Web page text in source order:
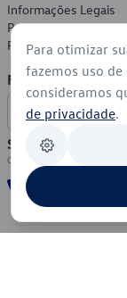
Informações Legais
Política de
Política de Cookies
Formas de
Segurança
Para otimizar
fazemos uso
consideramos
de privacidade.